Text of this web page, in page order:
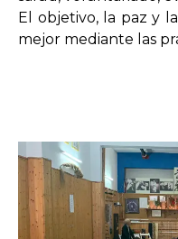
El objetivo, la paz y
mejor mediante las